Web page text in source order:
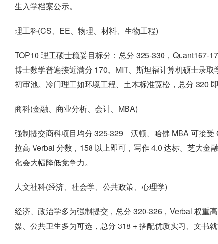
生入学档案公示。
理工科(CS、EE、物理、材料、生物工程)
TOP10 理工硕士稳妥目标分：总分 325-330，Quant167-
博士数学普遍接近满分 170。MIT、斯坦福计算机硕士录
初审池。冷门理工如环境工程、土木标准宽松，总分 320
商科(金融、商业分析、会计、MBA)
强制提交商科项目均分 325-329，沃顿、哈佛 MBA 可接
拉高 Verbal 分数，158 以上即可，写作 4.0 达标。芝大金
化会大幅降低竞争力。
人文社科(经济、社会学、公共政策、心理学)
经济、政治学多为强制提交，总分 320-326，Verbal 权重
媒、公共卫生多为可选，总分 318 + 搭配优质实习、文书